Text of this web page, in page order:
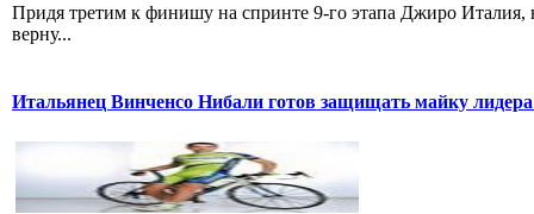
Придя третим к финишу на спринте 9-го этапа Джиро
верну...
Итальянец Винченсо Нибали готов защищать майку